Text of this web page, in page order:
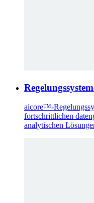
aicore™-
fortschrittlichen
analytischen